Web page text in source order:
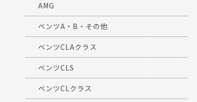
AMG
ベンツA・B・その他
ベンツCLAクラス
ベンツCLS
ベンツCLクラス